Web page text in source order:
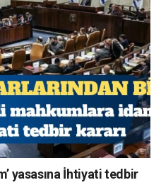
yasasına İhtiyati tedbir